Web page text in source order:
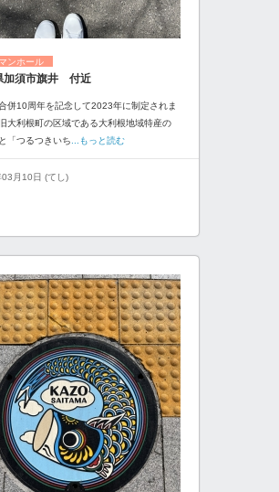
ンホール
加須市旗井 付近
併10周年を記念して2023年に制定されま
大利根町の区域である大利根地域特産の
「つるつきいち...もっと読む
月10日 (てし)